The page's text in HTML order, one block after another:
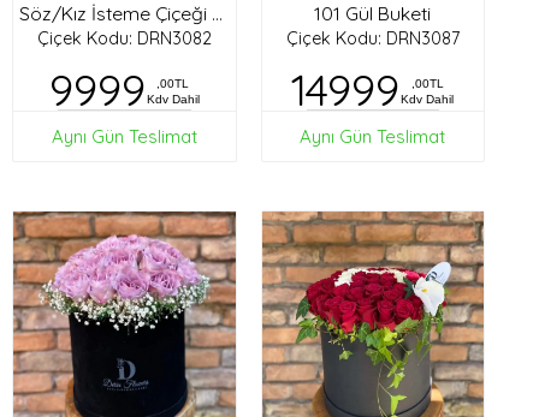
Söz/Kız İsteme Çiçeği Buketi
Çiçek Kodu: DRN3082
9999
,00TL
Kdv Dahil
Aynı Gün Teslimat
101 Gül Buketi
Çiçek Kodu: DRN3087
14999
,00TL
Kdv Dahil
Aynı Gün Teslimat